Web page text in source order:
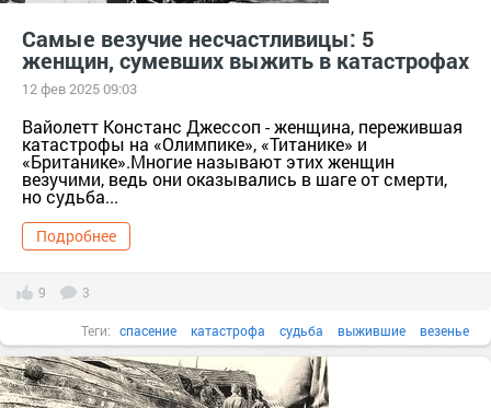
Самые везучие несчастливицы: 5
женщин, сумевших выжить в катастрофах
12 фев 2025 09:03
Вайолетт Констанс Джессоп - женщина, пережившая
катастрофы на «Олимпике», «Титанике» и
«Британике».Многие называют этих женщин
везучими, ведь они оказывались в шаге от смерти,
но судьба...
Подробнее
9 3
Теги: спасение катастрофа судьба выжившие везенье